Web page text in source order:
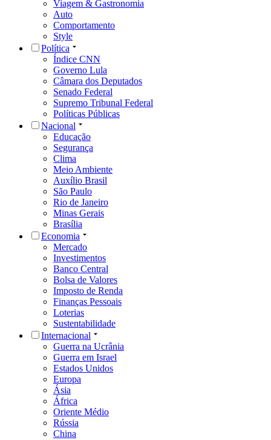
Viagem & Gastronomia
Auto
Comportamento
Style
Política
Índice CNN
Governo Lula
Câmara dos Deputados
Senado Federal
Supremo Tribunal Federal
Políticas Públicas
Nacional
Educação
Segurança
Clima
Meio Ambiente
Auxílio Brasil
São Paulo
Rio de Janeiro
Minas Gerais
Brasília
Economia
Mercado
Investimentos
Banco Central
Bolsa de Valores
Imposto de Renda
Finanças Pessoais
Loterias
Sustentabilidade
Internacional
Guerra na Ucrânia
Guerra em Israel
Estados Unidos
Europa
Ásia
África
Oriente Médio
Rússia
China